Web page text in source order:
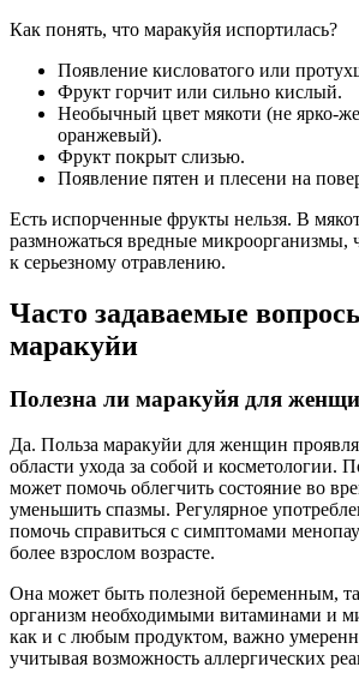
Как понять, что маракуйя испортилась?
Появление кисловатого или
Фрукт горчит или сильно кислый.
Необычный цвет мякоти (не ярко-
оранжевый).
Фрукт покрыт слизью.
Появление пятен и плесени на
Есть испорченные фрукты нельзя. В
размножаться вредные микроорганизмы,
к серьезному отравлению.
Часто задаваемые
маракуйи
Полезна ли маракуйя для
Да. Польза маракуйи для женщин
области ухода за собой и косметологии.
может помочь облегчить состояние во
уменьшить спазмы. Регулярное
помочь справиться с симптомами
более взрослом возрасте.
Она может быть полезной беременным,
организм необходимыми витаминами и
как и с любым продуктом, важно
учитывая возможность аллергических